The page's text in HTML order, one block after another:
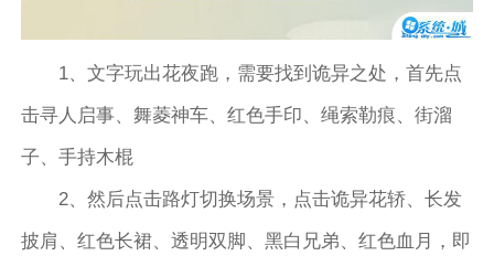
1、文字玩出花夜跑，需要找到诡异之处，首先点
击寻人启事、舞菱神车、红色手印、绳索勒痕、街溜
子、手持木棍
2、然后点击路灯切换场景，点击诡异花轿、长发
披肩、红色长裙、透明双脚、黑白兄弟、红色血月，即